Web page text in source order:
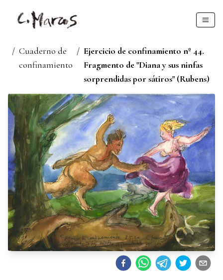
/ Cuaderno de
confinamiento
/ Ejercicio de confinamiento nº 44.
Fragmento de "Diana y sus ninfas
sorprendidas por sátiros" (Rubens)